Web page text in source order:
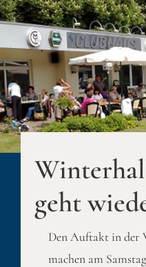
geht
Den Auftakt in der
machen am